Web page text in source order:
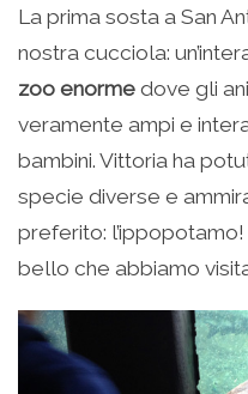
La prima sosta a San
nostra cucciola:
zoo enorme dove gli
veramente ampi e
bambini. Vittoria ha
specie diverse e
preferito:
bello che abbiamo